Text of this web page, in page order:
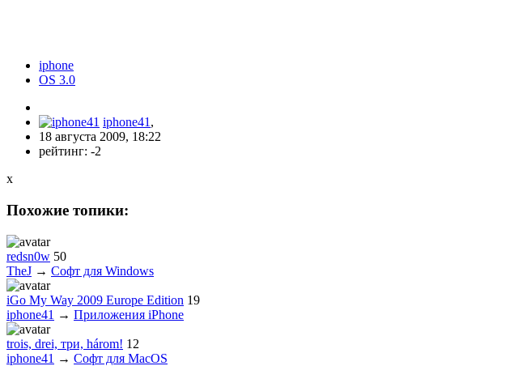
iphone
OS 3.0
iphone41 ,
18 августа 2009, 18:22
рейтинг: -2
x
Похожие топики:
redsn0w 50
TheJ → Софт для Windows
iGo My Way 2009 Europe Edition 19
iphone41 → Приложения iPhone
trois, drei, три, három! 12
iphone41 → Софт для MacOS